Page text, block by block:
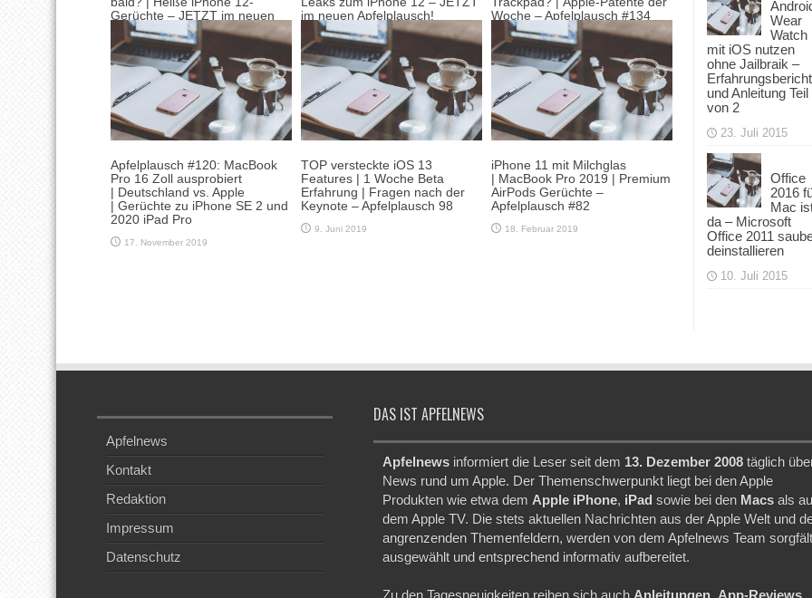
Gerüchte – JETZT im neuen
Podcast!
28. April 2020
im neuen Apfelplausch!
24. März 2020
Woche – Apfelplausch #134
2. März 2020
Apfelplausch #120: MacBook
Pro 16 Zoll ausprobiert
| Deutschland vs. Apple
| Gerüchte zu iPhone SE 2 und
2020 iPad Pro
17. November 2019
TOP versteckte iOS 13
Features | 1 Woche Beta
Erfahrung | Fragen nach der
Keynote – Apfelplausch 98
9. Juni 2019
iPhone 11 mit Milchglas
| MacBook Pro 2019 | Premium
AirPods Gerüchte –
Apfelplausch #82
18. Februar 2019
Wear
Watch
mit iOS nutzen
ohne Jailbraik –
Erfahrungsbericht
und Anleitung Teil
von 2
23. Juli 2015
Office
2016
Mac
da – Microsoft
Office 2011
deinstallieren
10. Juli 2015
Apfelnews
Kontakt
Redaktion
Impressum
Datenschutz
DAS IST APFELNEWS
Apfelnews informiert die Leser seit dem 13. Dezember 2008 täglich
News rund um Apple. Der Themenschwerpunkt liegt bei den Apple
Produkten wie etwa dem Apple iPhone, iPad sowie bei den Macs als
dem Apple TV. Die stets aktuellen Nachrichten aus der Apple Welt und
angrenzenden Themenfeldern, werden von dem Apfelnews Team
ausgewählt und entsprechend informativ aufbereitet.
Zu den Tagesneuigkeiten reihen sich auch Anleitungen App-Reviews